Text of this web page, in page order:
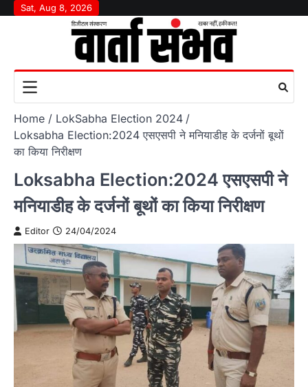
SkipSat, Aug 8, 2026
Home
LokSabha Election 2024
Loksabha Election:2024 एसएसपी ने मनियाडीह के दर्जनों बूथों
का किया निरीक्षण
Loksabha Election:2024 एसएसपी ने
मनियाडीह के दर्जनों बूथों का किया निरीक्षण
Editor 24/04/2024